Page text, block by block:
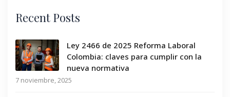
Recent Posts
Ley 2466 de 2025 Reforma Laboral
Colombia: claves para cumplir con la
nueva normativa
7 noviembre, 2025